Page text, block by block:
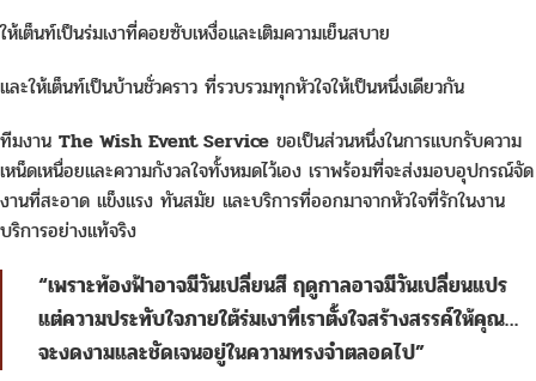
ให้เต็นท์เป็นร่มเงาที่คอยซับเหงื่อและเติมความเย็นสบาย
และให้เต็นท์เป็นบ้านชั่วคราว ที่รวบรวมทุกหัวใจให้เป็นหนึ่งเดียวกัน
ทีมงาน The Wish Event Service ขอเป็นส่วนหนึ่งในการแบกรับความ
เหน็ดเหนื่อยและความกังวลใจทั้งหมดไว้เอง เราพร้อมที่จะส่งมอบอุปกรณ์จัด
งานที่สะอาด แข็งแรง ทันสมัย และบริการที่ออกมาจากหัวใจที่รักในงาน
บริการอย่างแท้จริง
“เพราะท้องฟ้าอาจมีวันเปลี่ยนสี ฤดูกาลอาจมีวันเปลี่ยนแปร
แต่ความประทับใจภายใต้ร่มเงาที่เราตั้งใจสร้างสรรค์ให้คุณ…
จะงดงามและชัดเจนอยู่ในความทรงจำตลอดไป”